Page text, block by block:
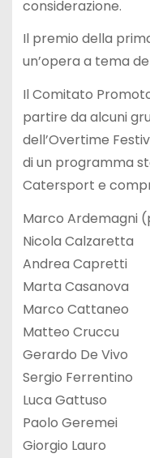
considerazione.
Il premio della
un’opera a tema
Il Comitato
partire da alcuni
dell’Overtime
di un programma
Catersport e
Marco Ardemagni
Nicola Calzaretta
Andrea Capretti
Marta Casanova
Marco Cattaneo
Matteo Cruccu
Gerardo De Vivo
Sergio Ferrentino
Luca Gattuso
Paolo Geremei
Giorgio Lauro